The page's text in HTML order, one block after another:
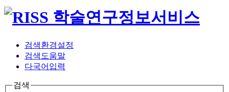
검색환경설정
검색도움말
다국어입력
검색